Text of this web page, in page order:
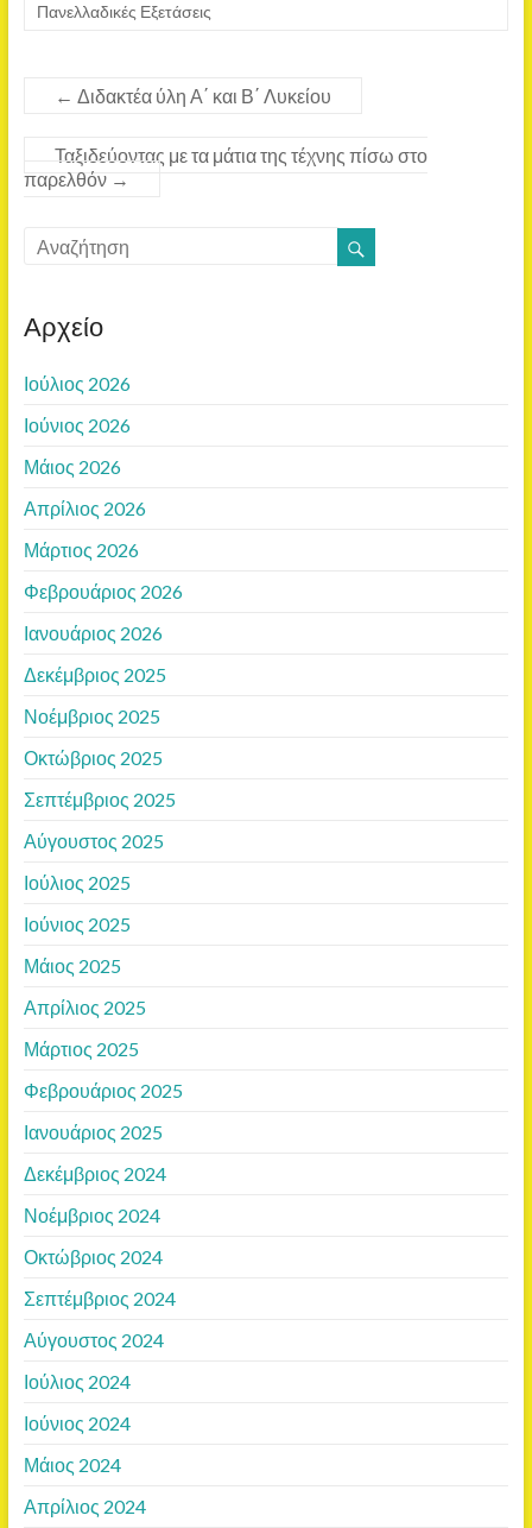
Πανελλαδικές Εξετάσεις
← Διδακτέα ύλη Α΄ και Β΄ Λυκείου
Ταξιδεύοντας με τα μάτια της τέχνης πίσω στο
παρελθόν →
Αρχείο
Ιούλιος 2026
Ιούνιος 2026
Μάιος 2026
Απρίλιος 2026
Μάρτιος 2026
Φεβρουάριος 2026
Ιανουάριος 2026
Δεκέμβριος 2025
Νοέμβριος 2025
Οκτώβριος 2025
Σεπτέμβριος 2025
Αύγουστος 2025
Ιούλιος 2025
Ιούνιος 2025
Μάιος 2025
Απρίλιος 2025
Μάρτιος 2025
Φεβρουάριος 2025
Ιανουάριος 2025
Δεκέμβριος 2024
Νοέμβριος 2024
Οκτώβριος 2024
Σεπτέμβριος 2024
Αύγουστος 2024
Ιούλιος 2024
Ιούνιος 2024
Μάιος 2024
Απρίλιος 2024